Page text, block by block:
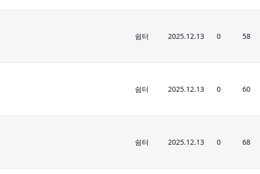
쉼터 2025.12.13 0 58
쉼터 2025.12.13 0 60
쉼터 2025.12.13 0 68